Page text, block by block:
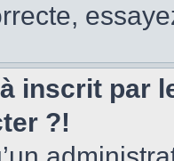
inscrit par
?!